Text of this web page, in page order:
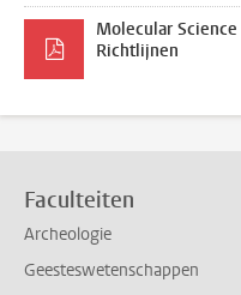
Molecular
Richtlijnen
Faculteiten
Archeologie
Geesteswetenschappen